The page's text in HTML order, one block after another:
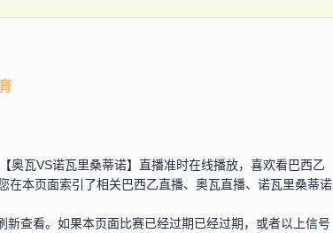
奥瓦VS诺瓦里桑蒂诺】直播准时在线播放，喜欢看巴西乙
在本页面索引了相关巴西乙直播、奥瓦直播、诺瓦里桑蒂诺
新查看。如果本页面比赛已经过期已经过期，或者以上信号